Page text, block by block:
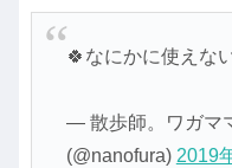
🍀なにかに使えな
— 散歩師。ワガマ
(@nanofura) 2019